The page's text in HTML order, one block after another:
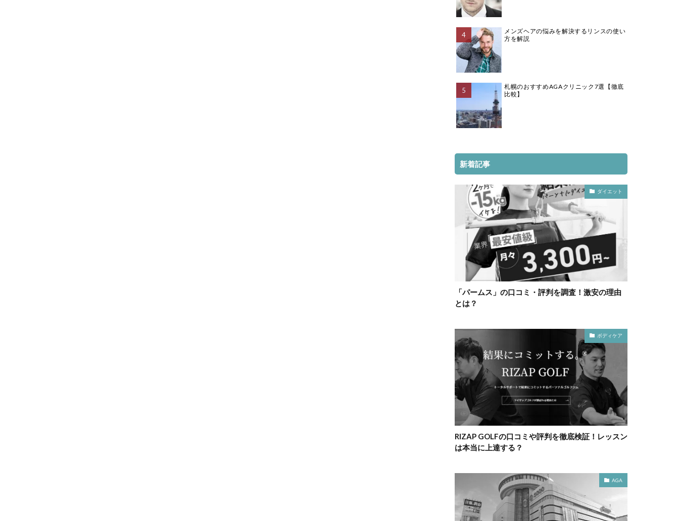
メンズヘアの悩みを解決するリンスの使い
方を解説
札幌のおすすめAGAクリニック7選【徹底
比較】
新着記事
ダイエット
「パームス」の口コミ・評判を調査！激安の理由
とは？
ボディケア
RIZAP GOLFの口コミや評判を徹底検証！レッスン
は本当に上達する？
AGA